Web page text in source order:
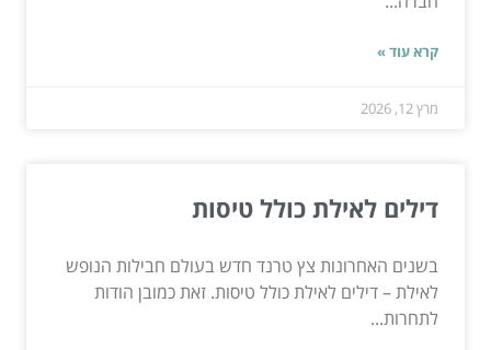
קרא עוד »
מרץ 12, 2026
דילים לאילת כולל טיסות
בשנים האחרונות צץ טרנד חדש בעולם חבילות הנופש
לאילת – דילים לאילת כולל טיסות. זאת כמובן הודות
לתחרות...